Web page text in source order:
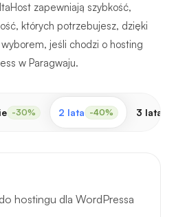
zapewniają szybkość,
których potrzebujesz, dzięki
jeśli chodzi o hosting
w Paragwaju.
-30% 2 lata -40% 3 lata
hostingu dla WordPressa